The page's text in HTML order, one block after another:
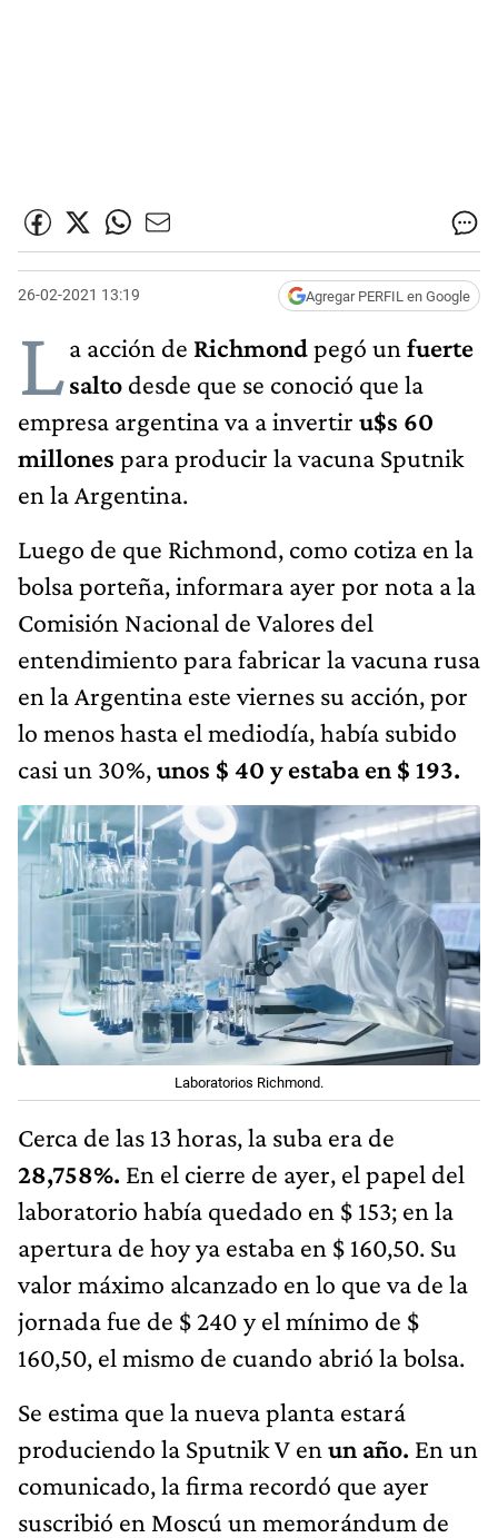
26-02-2021 13:19 Agregar PERFIL en Google
La acción de Richmondpegó un fuerte
salto desde que se conoció que la
empresa argentina va a invertir u$s 60
millones para producir la vacuna Sputnik
en la Argentina.
Luego de que Richmond, como cotiza en la
bolsa porteña, informara ayer por nota a la
Comisión Nacional de Valores del
entendimiento para fabricar la vacuna rusa
en la Argentina este viernes su acción, por
lo menos hasta el mediodía, había subido
casi un 30%,unos $ 40 y estaba en $ 193.
Laboratorios Richmond.
Cerca de las 13 horas, la suba era de
28,758%. En el cierre de ayer, el papel del
laboratorio había quedado en $ 153; en la
apertura de hoy ya estaba en $ 160,50. Su
valor máximo alcanzado en lo que va de la
jornada fue de $ 240 y el mínimo de $
160,50, el mismo de cuando abrió la bolsa.
Se estima que la nueva planta estará
produciendo la Sputnik V en un año. En un
comunicado, la firma recordó que ayer
suscribió en Moscú un memorándum de